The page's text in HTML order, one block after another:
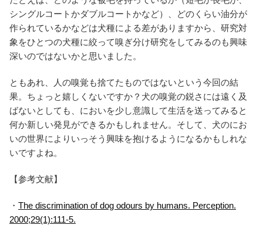
シングルコートかダブルコートかなど）、どのくらい油分が
作られているかなどは犬種による差がありますから、研究対
象をひとつの犬種に絞って嗅ぎ分け研究をしてみるのも興味
深いのではないかと思いました。
ともあれ、人の嗅覚も捨てたものではないという今回の結
果。ちょっと嬉しくないですか？犬の嗅覚の鋭さには遠く及
ばないとしても、においを少し意識して生活を送ってみると
何か新しい発見ができるかもしれません。そして、犬のにお
いの世界によりいっそう興味を抱けるようになるかもしれな
いですよね。
【参考文献】
・ The discrimination of dog odours by humans. Perception.
2000;29(1):111-5.